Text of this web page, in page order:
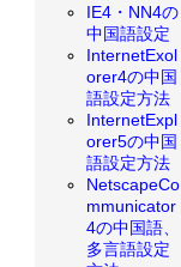
IE4・NN4の
中国語設定
InternetExol
orer4の中国
語設定方法
InternetExpl
orer5の中国
語設定方法
NetscapeCo
mmunicator
4の中国語、
多言語設定